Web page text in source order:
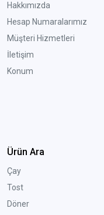
Hakkımızda
Hesap Numaralarımız
Müşteri Hizmetleri
İletişim
Konum
Ürün Ara
Çay
Tost
Döner